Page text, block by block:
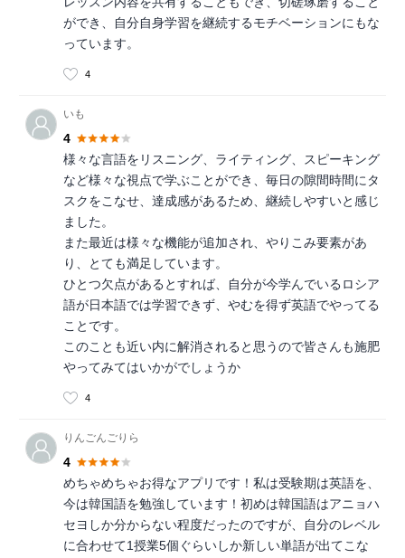
ができ、自分自身学習を継続するモチベーションにもな
っています。
4
いも
4
様々な言語をリスニング、ライティング、スピーキング
など様々な視点で学ぶことができ、毎日の隙間時間にタ
スクをこなせ、達成感があるため、継続しやすいと感じ
ました。
また最近は様々な機能が追加され、やりこみ要素があ
り、とても満足しています。
ひとつ欠点があるとすれば、自分が今学んでいるロシア
語が日本語では学習できず、やむを得ず英語でやってる
ことです。
このことも近い内に解消されると思うので皆さんも施肥
やってみてはいかがでしょうか
4
りんごんごりら
4
めちゃめちゃお得なアプリです！私は受験期は英語を、
今は韓国語を勉強しています！初めは韓国語はアニョハ
セヨしか分からない程度だったのですが、自分のレベル
に合わせて1授業5個ぐらいしか新しい単語が出てこな